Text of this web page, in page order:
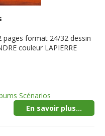
pages format 24/32 dessin
couleur LAPIERRE
Scénarios
En savoir plus...